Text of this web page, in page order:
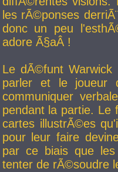
les rÃ©ponses
donc un peu
adore Ã§aÂ !
Le dÃ©funt Warwick
parler et le joueur
communiquer
pendant la partie. Le
cartes illustrÃ©es
pour leur faire
par ce biais que
tenter de rÃ©soudre